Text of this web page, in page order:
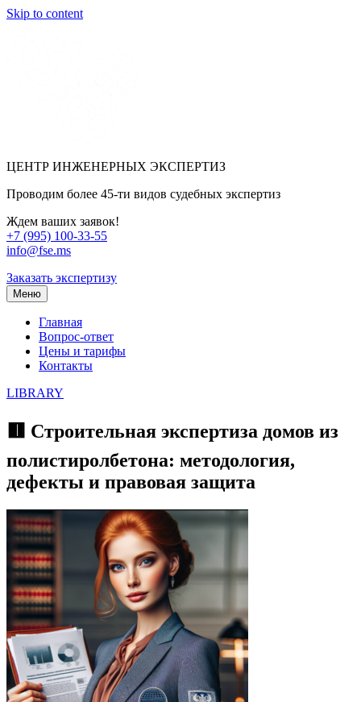
Skip to content
ЦЕНТР ИНЖЕНЕРНЫХ ЭКСПЕРТИЗ
Проводим более 45-ти видов судебных экспертиз
Ждем ваших заявок!
+7 (995) 100-33-55
info@fse.ms
Заказать экспертизу
Меню
Главная
Вопрос-ответ
Цены и тарифы
Контакты
LIBRARY
🟥 Строительная экспертиза домов из
полистиролбетона: методология,
дефекты и правовая защита